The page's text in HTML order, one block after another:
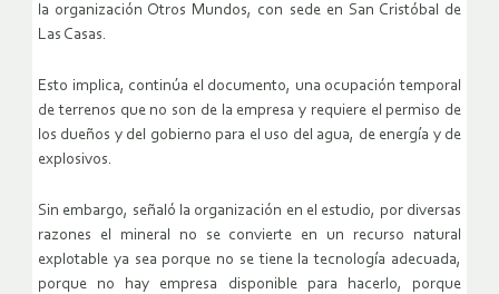
la organización Otros Mundos, con sede en San Cristóbal de
Las Casas.
Esto implica, continúa el documento, una ocupación temporal
de terrenos que no son de la empresa y requiere el permiso de
los dueños y del gobierno para el uso del agua, de energía y de
explosivos.
Sin embargo, señaló la organización en el estudio, por diversas
razones el mineral no se convierte en un recurso natural
explotable ya sea porque no se tiene la tecnología adecuada,
porque no hay empresa disponible para hacerlo, porque